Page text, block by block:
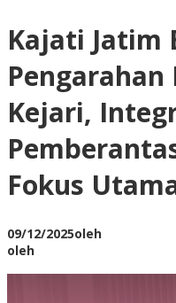
Kajati Jatim
Pengarahan
Kejari,
Fokus
09/12/2025oleh
oleh